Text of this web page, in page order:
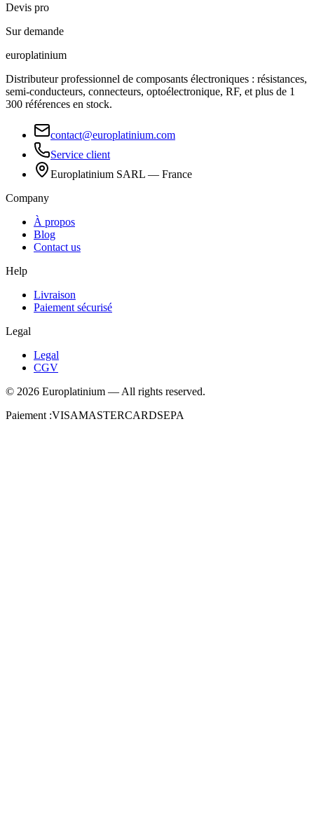
Devis pro
Sur demande
europlatinium
Distributeur professionnel de composants électroniques : résistances,
semi-conducteurs, connecteurs, optoélectronique, RF, et plus de 1
300 références en stock.
contact@europlatinium.com
Service client
Europlatinium SARL — France
Company
À propos
Blog
Contact us
Help
Livraison
Paiement sécurisé
Legal
Legal
CGV
© 2026 Europlatinium — All rights reserved.
Paiement :VISAMASTERCARDSEPA